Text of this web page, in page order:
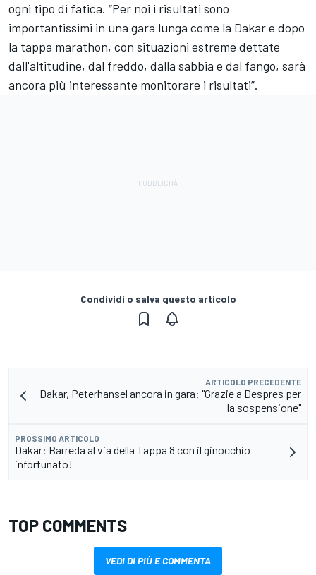
ogni tipo di fatica. “Per noi i risultati sono
importantissimi in una gara lunga come la Dakar e dopo
la tappa marathon, con situazioni estreme dettate
dall'altitudine, dal freddo, dalla sabbia e dal fango, sarà
ancora più interessante monitorare i risultati”.
Condividi o salva questo articolo
ARTICOLO PRECEDENTE
Dakar, Peterhansel ancora in gara: "Grazie a Despres per
la sospensione"
PROSSIMO ARTICOLO
Dakar: Barreda al via della Tappa 8 con il ginocchio
infortunato!
TOP COMMENTS
VEDI DI PIÙ E COMMENTA